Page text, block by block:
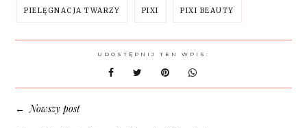
PIELĘGNACJA TWARZY PIXI PIXI BEAUTY
UDOSTĘPNIJ TEN WPIS:
←Nowszy post